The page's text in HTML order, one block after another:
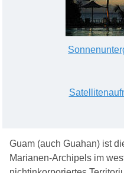
Guam (auch Guahan) ist
Marianen-Archipels im